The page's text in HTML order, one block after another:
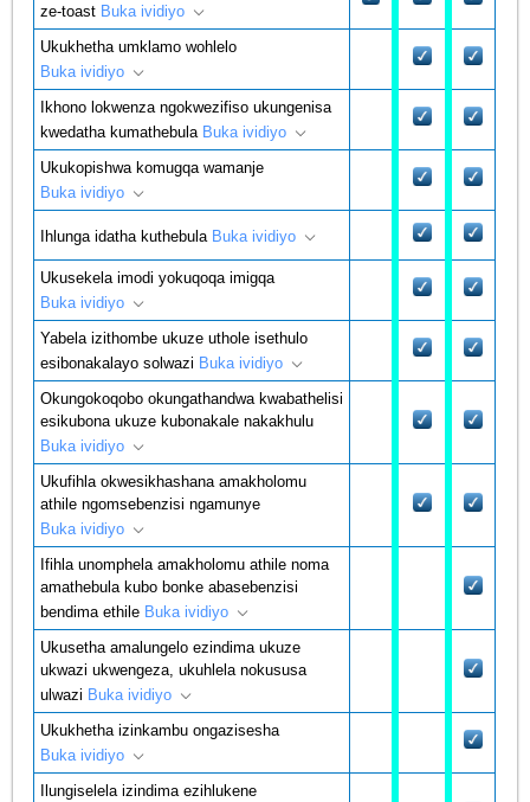
ze-toast Buka ividiyo
Ukukhetha umklamo wohlelo
Buka ividiyo
Ikhono lokwenza ngokwezifiso ukungenisa
kwedatha kumathebula Buka ividiyo
Ukukopishwa komugqa wamanje
Buka ividiyo
Ihlunga idatha kuthebula Buka ividiyo
Ukusekela imodi yokuqoqa imigqa
Buka ividiyo
Yabela izithombe ukuze uthole isethulo
esibonakalayo solwazi Buka ividiyo
Okungokoqobo okungathandwa kwabathelisi
esikubona ukuze kubonakale nakakhulu
Buka ividiyo
Ukufihla okwesikhashana amakholomu
athile ngomsebenzisi ngamunye
Buka ividiyo
Ifihla unomphela amakholomu athile noma
amathebula kubo bonke abasebenzisi
bendima ethile Buka ividiyo
Ukusetha amalungelo ezindima ukuze
ukwazi ukwengeza, ukuhlela nokususa
ulwazi Buka ividiyo
Ukukhetha izinkambu ongazisesha
Buka ividiyo
Ilungiselela izindima ezihlukene